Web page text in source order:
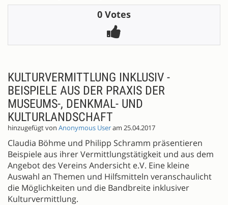
0 Votes
KULTURVERMITTLUNG INKLUSIV -
BEISPIELE AUS DER PRAXIS DER
MUSEUMS-, DENKMAL- UND
KULTURLANDSCHAFT
hinzugefügt von Anonymous Useram 25.04.2017
Claudia Böhme und Philipp Schramm präsentieren
Beispiele aus ihrer Vermittlungstätigkeit und aus dem
Angebot des Vereins Andersicht e.V. Eine kleine
Auswahl an Themen und Hilfsmitteln veranschaulicht
die Möglichkeiten und die Bandbreite inklusiver
Kulturvermittlung.